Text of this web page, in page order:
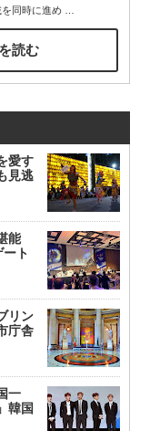
同時に進め…
読む
愛す
見逃
能
ート
リン
庁舎
一
韓国